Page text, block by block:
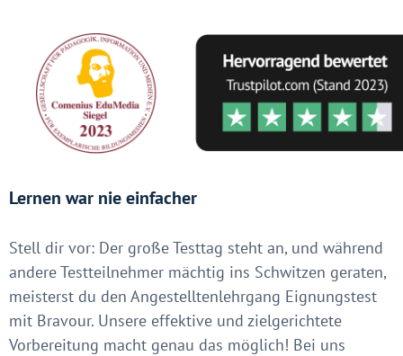
Lernen war nie einfacher
Stell dir vor: Der große Testtag steht an, und während
andere Testteilnehmer mächtig ins Schwitzen geraten,
meisterst du den Angestelltenlehrgang Eignungstest
mit Bravour. Unsere effektive und zielgerichtete
Vorbereitung macht genau das möglich! Bei uns